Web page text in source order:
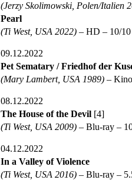
(Jerzy Skolimowski, Polen/Italien
Pearl
(Ti West, USA 2022) – HD – 10/
09.12.2022
Pet Sematary / Friedhof der
(Mary Lambert, USA 1989) –
08.12.2022
The House of the Devil [4]
(Ti West, USA 2009) – Blu-ray –
04.12.2022
In a Valley of Violence
(Ti West, USA 2016) – Blu-ray –